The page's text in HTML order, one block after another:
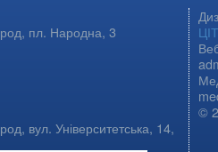
пл. Народна, 3
вул. Університетська, 14,
ЦІТ
©